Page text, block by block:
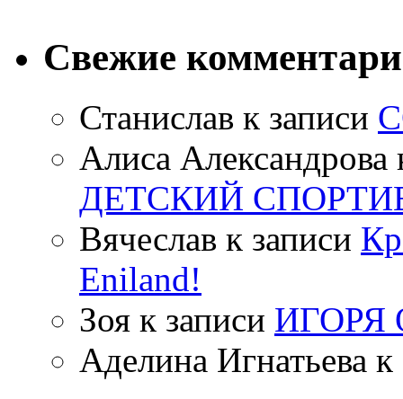
Свежие
Станислав к записи
Алиса Александрова
ДЕТСКИЙ
Вячеслав к записи
Eniland!
Зоя к записи ИГОРЯ
Аделина Игнатьева к